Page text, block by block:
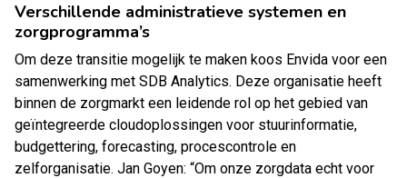
Verschillende administratieve systemen en
zorgprogramma’s
Om deze transitie mogelijk te maken koos Envida voor een
samenwerking met SDB Analytics. Deze organisatie heeft
binnen de zorgmarkt een leidende rol op het gebied van
geïntegreerde cloudoplossingen voor stuurinformatie,
budgettering, forecasting, procescontrole en
zelforganisatie. Jan Goyen: “Om onze zorgdata echt voor